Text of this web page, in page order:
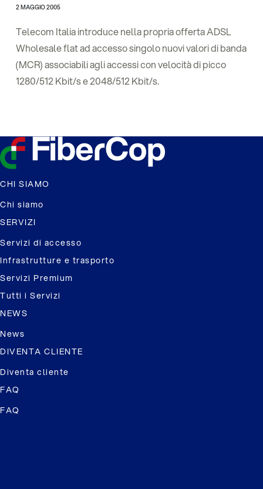
2 MAGGIO 2005
Telecom Italia introduce nella propria offerta ADSL
Wholesale flat ad accesso singolo nuovi valori di banda
(MCR) associabili agli accessi con velocità di picco
1280/512 Kbit/s e 2048/512 Kbit/s.
CHI SIAMO
Chi siamo
SERVIZI
Servizi di accesso
Infrastrutture e trasporto
Servizi Premium
Tutti i Servizi
NEWS
News
DIVENTA CLIENTE
Diventa cliente
FAQ
FAQ